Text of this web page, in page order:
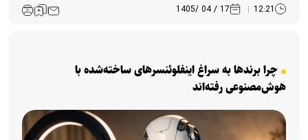
12:21
17 / 04 /1405
چرا برند‌ها به سراغ اینفلوئنسر‌های ساخته‌شده با
هوش‌مصنوعی رفته‌اند